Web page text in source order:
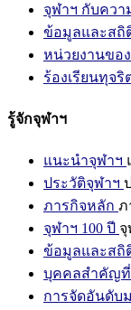
จุฬาฯ กับควา
ข้อมูลและสถิ
หน่วยงานขอ
ร้องเรียนทุจ
รู้จักจุฬาฯ
แนะนำจุฬาฯ
ประวัติจุฬาฯ
ภารกิจหลัก ภ
จุฬาฯ 100 ปี จุ
ข้อมูลและสถิ
บุคคลสำคัญที่
การจัดอันดับ